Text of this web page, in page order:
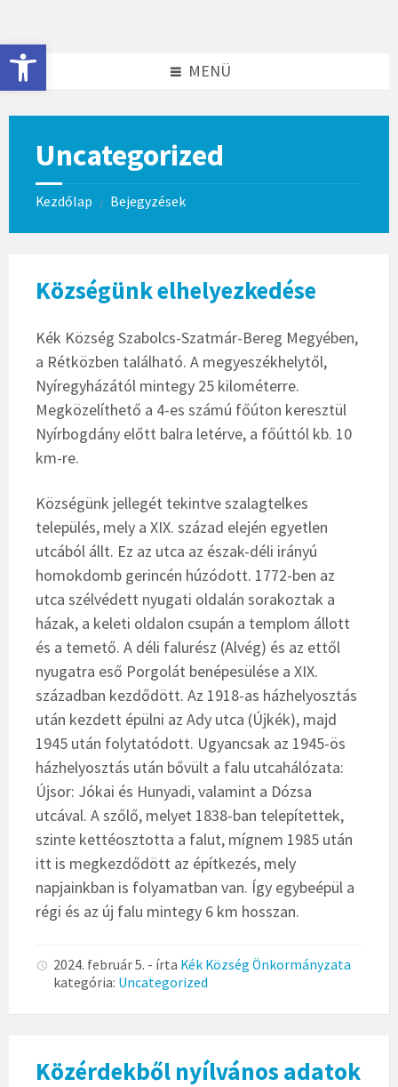
Eszköztár megnyitása
content
footer
MENÜ
Uncategorized
Kezdőlap / Bejegyzések
Községünk elhelyezkedése
Kék Község Szabolcs-Szatmár-Bereg Megyében,
a Rétközben található. A megyeszékhelytől,
Nyíregyházától mintegy 25 kilométerre.
Megközelíthető a 4-es számú főúton keresztül
Nyírbogdány előtt balra letérve, a főúttól kb. 10
km-re.
Községünk jellegét tekintve szalagtelkes
település, mely a XIX. század elején egyetlen
utcából állt. Ez az utca az észak-déli irányú
homokdomb gerincén húzódott. 1772-ben az
utca szélvédett nyugati oldalán sorakoztak a
házak, a keleti oldalon csupán a templom állott
és a temető. A déli falurész (Alvég) és az ettől
nyugatra eső Porgolát benépesülése a XIX.
században kezdődött. Az 1918-as házhelyosztás
után kezdett épülni az Ady utca (Újkék), majd
1945 után folytatódott. Ugyancsak az 1945-ös
házhelyosztás után bővült a falu utcahálózata:
Újsor: Jókai és Hunyadi, valamint a Dózsa
utcával. A szőlő, melyet 1838-ban telepítettek,
szinte kettéosztotta a falut, mígnem 1985 után
itt is megkezdődött az építkezés, mely
napjainkban is folyamatban van. Így egybeépül a
régi és az új falu mintegy 6 km hosszan.
2024. február 5. - írta Kék Község Önkormányzata
kategória: Uncategorized
Közérdekből nyílvános adatok